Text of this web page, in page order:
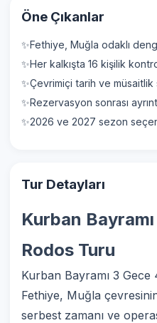
Öne Çıkanlar
Fethiye, Muğla odaklı
Her kalkışta 16 kişilik
Çevrimiçi tarih ve müsaitlik
Rezervasyon sonrası
2026 ve 2027 sezon
Tur Detayları
Kurban
Rodos Turu
Kurban Bayramı 3
Fethiye, Muğla
serbest zamanı ve